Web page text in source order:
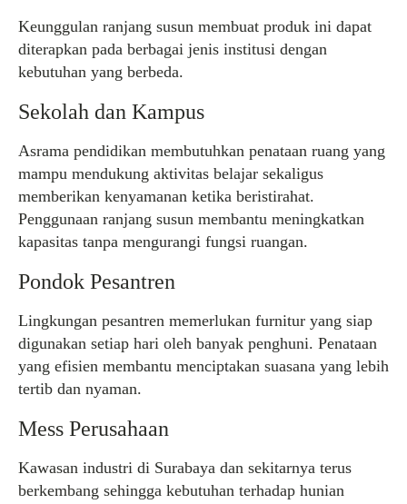
Keunggulan ranjang susun membuat produk ini dapat
diterapkan pada berbagai jenis institusi dengan
kebutuhan yang berbeda.
Sekolah dan Kampus
Asrama pendidikan membutuhkan penataan ruang yang
mampu mendukung aktivitas belajar sekaligus
memberikan kenyamanan ketika beristirahat.
Penggunaan ranjang susun membantu meningkatkan
kapasitas tanpa mengurangi fungsi ruangan.
Pondok Pesantren
Lingkungan pesantren memerlukan furnitur yang siap
digunakan setiap hari oleh banyak penghuni. Penataan
yang efisien membantu menciptakan suasana yang lebih
tertib dan nyaman.
Mess Perusahaan
Kawasan industri di Surabaya dan sekitarnya terus
berkembang sehingga kebutuhan terhadap hunian